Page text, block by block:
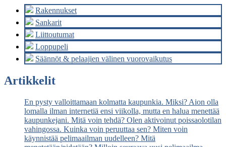
Rakennukset
Sankarit
Liittoutumat
Loppupeli
Säännöt & pelaajien välinen vuorovaikutus
Artikkelit
En pysty valloittamaan kolmatta kaupunkia. Miksi? Aion olla
lomalla ilman internetiä ensi viikolla, mutta en halua menettää
kaupunkejani. Mitä voin tehdä? Olen aktivoinut poissaolotilan
vahingossa. Kuinka voin peruuttaa sen? Miten voin
käynnistää pelimaailman uudelleen? Mitä